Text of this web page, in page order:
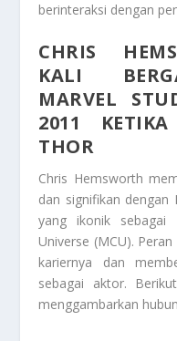
berinteraksi dengan
CHRIS
KALI
MARVEL
2011
THOR
Chris Hemsworth
dan signifikan dengan
yang ikonik sebagai
Universe (MCU).
kariernya dan
sebagai aktor.
menggambarkan